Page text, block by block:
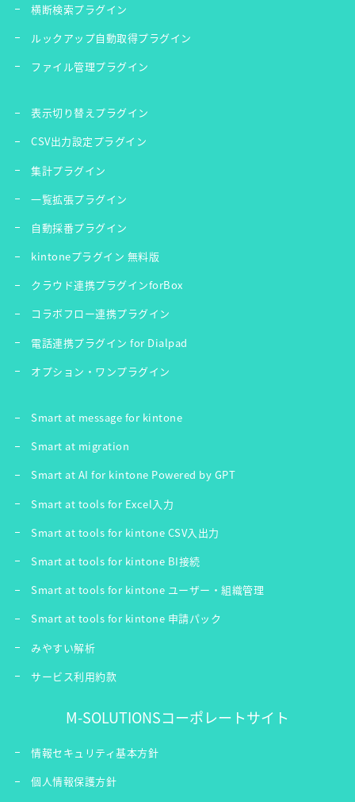
横断検索プラグイン
ルックアップ自動取得プラグイン
ファイル管理プラグイン
表示切り替えプラグイン
CSV出力設定プラグイン
集計プラグイン
一覧拡張プラグイン
自動採番プラグイン
kintoneプラグイン 無料版
クラウド連携プラグインforBox
コラボフロー連携プラグイン
電話連携プラグイン for Dialpad
オプション・ワンプラグイン
Smart at message for kintone
Smart at migration
Smart at AI for kintone Powered by GPT
Smart at tools for Excel入力
Smart at tools for kintone CSV入出力
Smart at tools for kintone BI接続
Smart at tools for kintone ユーザー・組織管理
Smart at tools for kintone 申請パック
みやすい解析
サービス利用約款
M-SOLUTIONSコーポレートサイト
情報セキュリティ基本方針
個人情報保護方針